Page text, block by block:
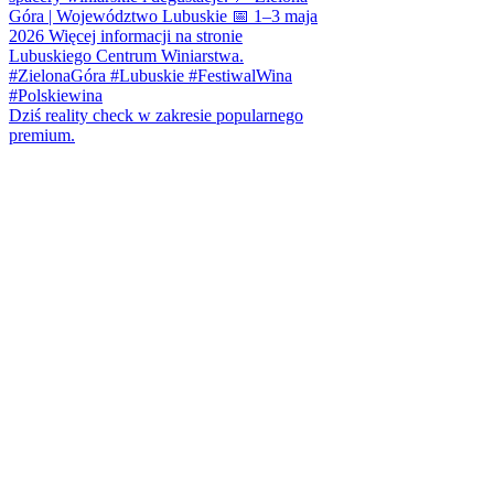
Dziś reality check w zakresie popularnego
premium.